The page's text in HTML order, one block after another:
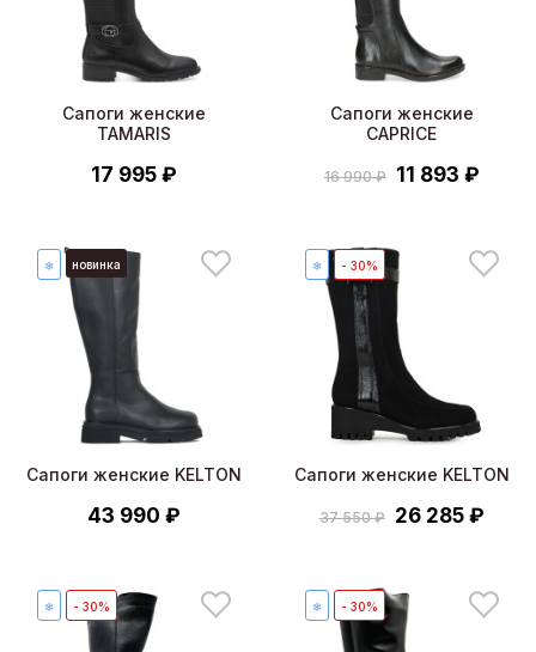
Сапоги женские
TAMARIS
17 995 ₽
Сапоги женские
CAPRICE
16 990 ₽ 11 893 ₽
❄ новинка
Сапоги женские KELTON
43 990 ₽
❄ - 30%
Сапоги женские KELTON
37 550 ₽ 26 285 ₽
❄ - 30% ❄ - 30%